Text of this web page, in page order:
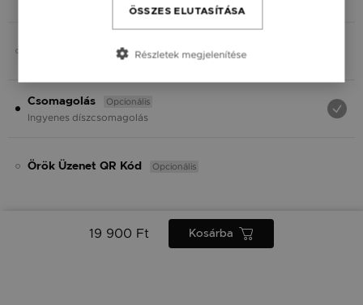
Opcionális
Csomagolás Opcionális
Ingyenes díszcsomagolás
Örök Üzenet QR Kód Opcionális
19 900 Ft Kosárba
ÖSSZES ELUTASÍTÁSA
Részletek megjelenítése